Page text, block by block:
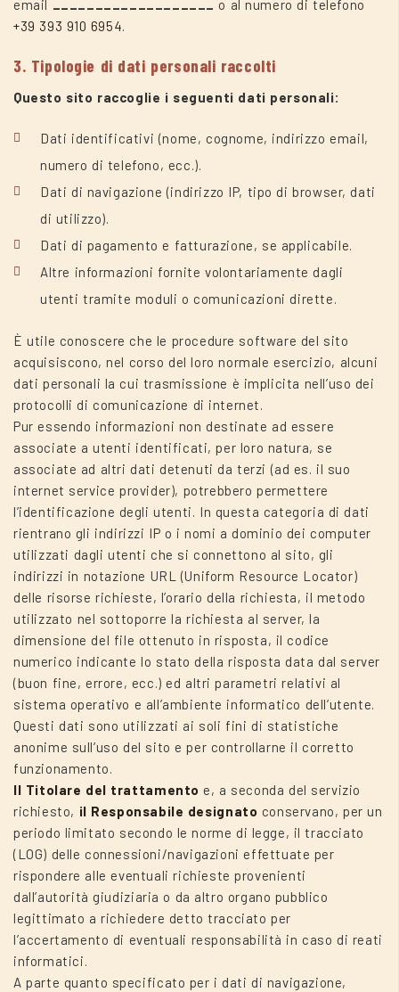
email ___________________ o al numero di telefono
+39 393 910 6954.
3. Tipologie di dati personali raccolti
Questo sito raccoglie i seguenti dati personali:
Dati identificativi (nome, cognome, indirizzo email,
numero di telefono, ecc.).
Dati di navigazione (indirizzo IP, tipo di browser, dati
di utilizzo).
Dati di pagamento e fatturazione, se applicabile.
Altre informazioni fornite volontariamente dagli
utenti tramite moduli o comunicazioni dirette.
È utile conoscere che le procedure software del sito
acquisiscono, nel corso del loro normale esercizio, alcuni
dati personali la cui trasmissione è implicita nell’uso dei
protocolli di comunicazione di internet.
Pur essendo informazioni non destinate ad essere
associate a utenti identificati, per loro natura, se
associate ad altri dati detenuti da terzi (ad es. il suo
internet service provider), potrebbero permettere
l’identificazione degli utenti. In questa categoria di dati
rientrano gli indirizzi IP o i nomi a dominio dei computer
utilizzati dagli utenti che si connettono al sito, gli
indirizzi in notazione URL (Uniform Resource Locator)
delle risorse richieste, l’orario della richiesta, il metodo
utilizzato nel sottoporre la richiesta al server, la
dimensione del file ottenuto in risposta, il codice
numerico indicante lo stato della risposta data dal server
(buon fine, errore, ecc.) ed altri parametri relativi al
sistema operativo e all’ambiente informatico dell’utente.
Questi dati sono utilizzati ai soli fini di statistiche
anonime sull’uso del sito e per controllarne il corretto
funzionamento.
Il Titolare del trattamento e, a seconda del servizio
richiesto, il Responsabile designato conservano, per un
periodo limitato secondo le norme di legge, il tracciato
(LOG) delle connessioni/navigazioni effettuate per
rispondere alle eventuali richieste provenienti
dall’autorità giudiziaria o da altro organo pubblico
legittimato a richiedere detto tracciato per
l’accertamento di eventuali responsabilità in caso di reati
informatici.
A parte quanto specificato per i dati di navigazione,